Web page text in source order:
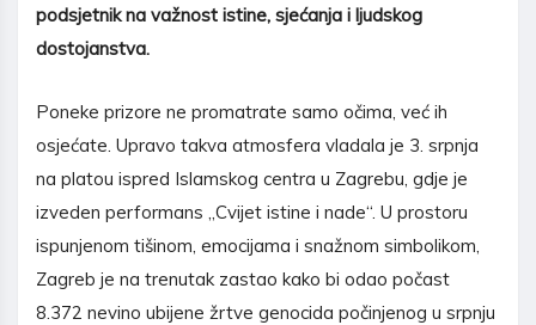
podsjetnik na važnost istine, sjećanja i ljudskog
dostojanstva.
Poneke prizore ne promatrate samo očima, već ih
osjećate. Upravo takva atmosfera vladala je 3. srpnja
na platou ispred Islamskog centra u Zagrebu, gdje je
izveden performans „Cvijet istine i nade“. U prostoru
ispunjenom tišinom, emocijama i snažnom simbolikom,
Zagreb je na trenutak zastao kako bi odao počast
8.372 nevino ubijene žrtve genocida počinjenog u srpnju